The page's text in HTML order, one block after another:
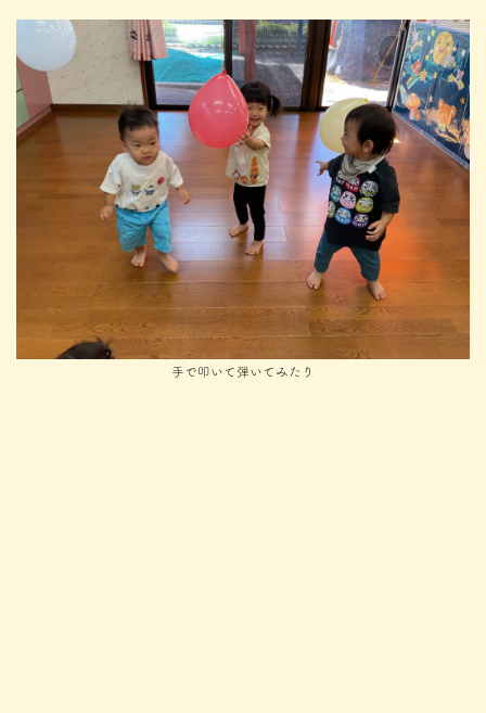
手で叩いて弾いてみたり